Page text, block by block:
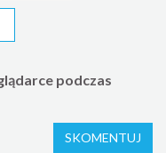
podczas